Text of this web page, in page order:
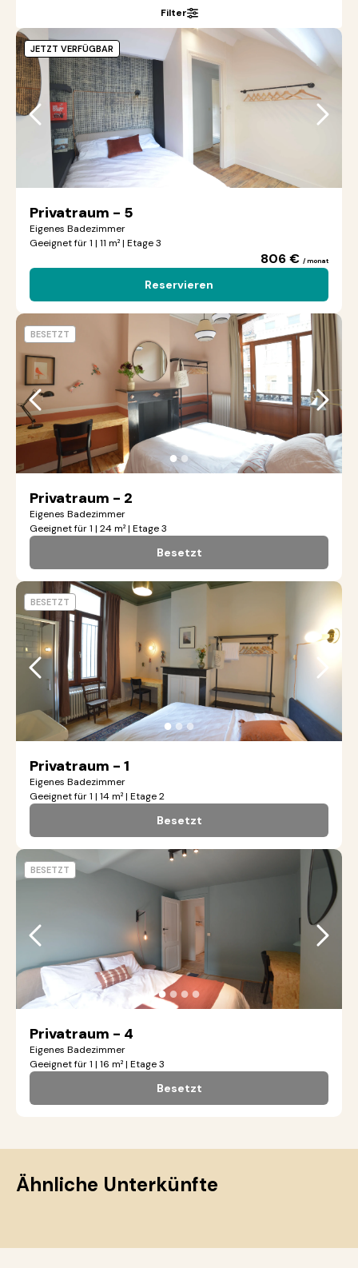
Filter
Privatraum - 5
Eigenes Badezimmer
Geeignet für 1 | 11 m² | Etage 3
806 € / monat
Reservieren
JETZT VERFÜGBAR
●●
Privatraum - 2
Eigenes Badezimmer
Geeignet für 1 | 24 m² | Etage 3
Besetzt
BESETZT
●●●
Privatraum - 1
Eigenes Badezimmer
Geeignet für 1 | 14 m² | Etage 2
Besetzt
BESETZT
●●●●
Privatraum - 4
Eigenes Badezimmer
Geeignet für 1 | 16 m² | Etage 3
Besetzt
BESETZT
Ähnliche Unterkünfte